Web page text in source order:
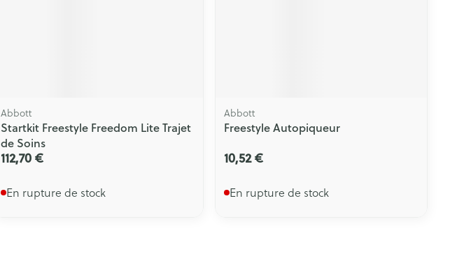
Abbott
Startkit Freestyle Freedom Lite Trajet
de Soins
112,70 €
En rupture de stock
Abbott
Freestyle Autopiqueur
10,52 €
En rupture de stock